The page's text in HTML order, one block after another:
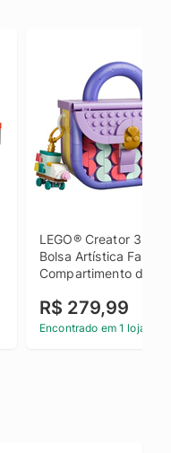
LEGO® Creator 3 em
Bolsa Artística
Compartimento de
Creator 3 em 1 -
Artística Fashion com
R$ 279,99
Encontrado em 1 loja